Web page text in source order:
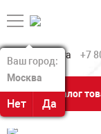
Ваш город:
Москва
Нет Да
Ваш город:
Москва
Нет Да
+7
Каталог